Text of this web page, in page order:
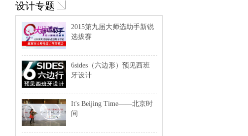
设计专题
2015第九届大师选助手新锐
选拔赛
6sides（六边形）预见西班
牙设计
It's Beijing Time——北京时
间